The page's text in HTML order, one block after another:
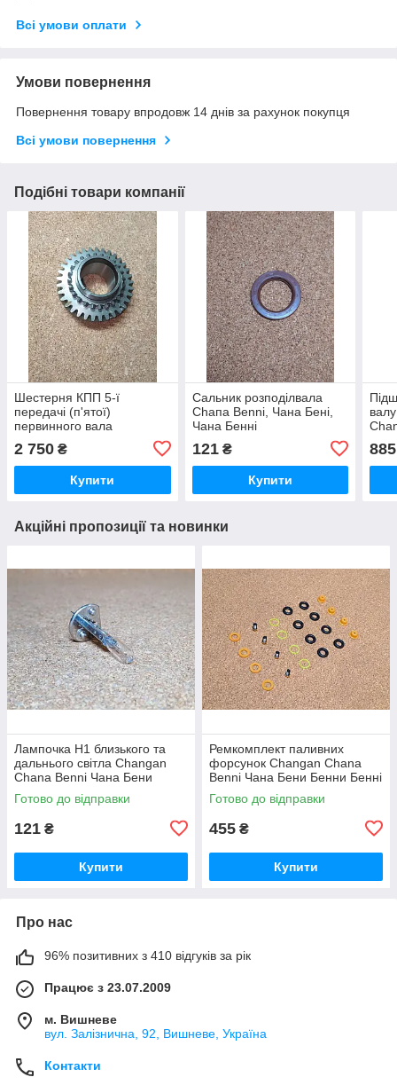
Всі умови оплати
Умови повернення
Повернення товару впродовж 14 днів за рахунок покупця
Всі умови повернення
Подібні товари компанії
Шестерня КПП 5-ї
передачі (п'ятої)
первинного вала
Чана Бени Бенни Бені
Бенні
2 750 ₴
Купити
Сальник розподілвала
Сһапа Benni, Чана Бені,
Чана Бенні
121₴
Купити
885
Акційні пропозиції та новинки
Лампочка Н1 близького та
дальнього світла Changan
Chana Benni Чана Бени
Бенни Бенні Бені
Готово до відправки
121 ₴
Купити
Ремкомплект паливних
форсунок Changan Chana
Benni Чана Бени Бенни Бенні
Бені
Готово до відправки
455 ₴
Купити
Про нас
96% позитивних з 410 відгуків за рік
Працює з 23.07.2009
м. Вишневе
вул. Залізнична, 92, Вишневе, Україна
Контакти